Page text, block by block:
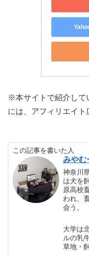
※本サイトで紹介して
には、アフィリエイト
この記事を書いた人
みやむ
神奈川
は犬を
原高校
われ、
会う。
大学は
ルの乳
草地・